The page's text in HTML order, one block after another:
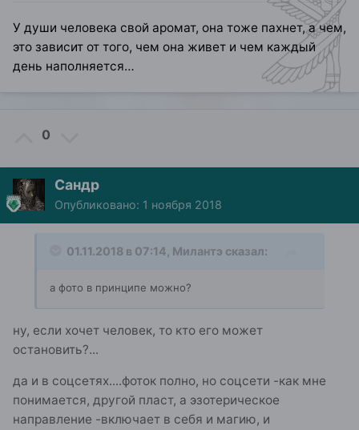
У души человека свой аромат, она тоже пахнет, а чем,
это зависит от того, чем она живет и чем каждый
день наполняется…
0
Сандр
Опубликовано: 1 ноября 2018
01.11.2018 в 07:14, Милантэ сказал:
а фото в принципе можно?
ну, если хочет человек, то кто его может
остановить?...
да и в соцсетях....фоток полно, но соцсети -как мне
понимается, другой пласт, а эзотерическое
направление -включает в себя и магию, и